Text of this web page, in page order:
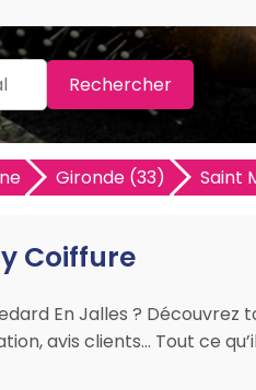
Rechercher
Gironde (33) Saint
Coiffure
En Jalles ?
avis clients… Tout ce